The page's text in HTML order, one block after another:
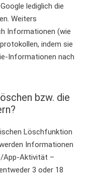
lediglich die
Weiters
Informationen (wie
indem sie
Informationen nach
bzw. die
Löschfunktion
Informationen
App-Aktivität –
3 oder 18